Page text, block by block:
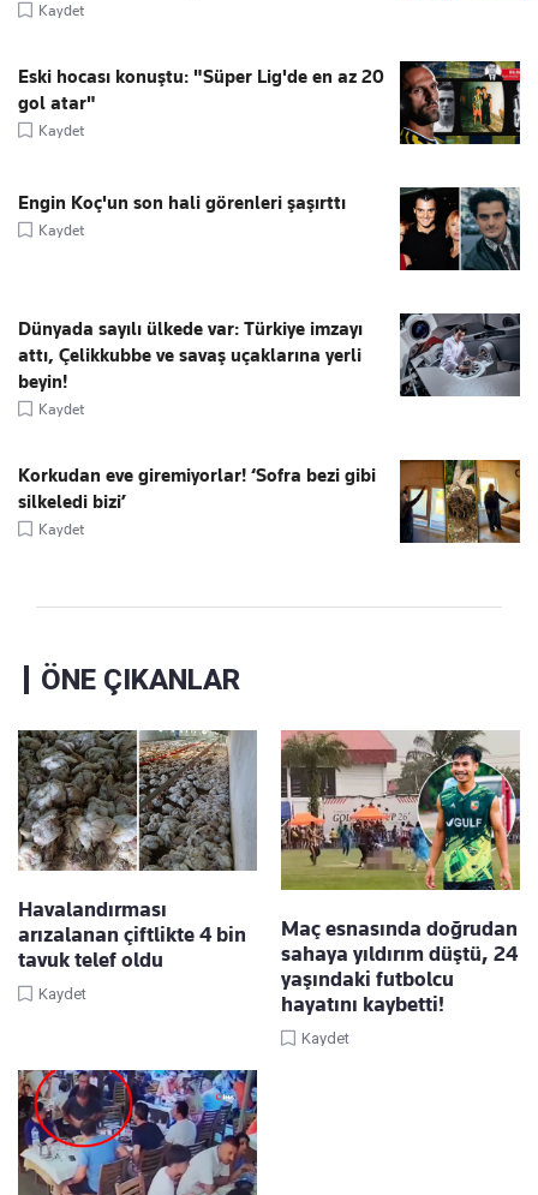
Kaydet
Eski hocası konuştu: "Süper Lig'de en az 20
gol atar"
Kaydet
Engin Koç'un son hali görenleri şaşırttı
Kaydet
Dünyada sayılı ülkede var: Türkiye imzayı
attı, Çelikkubbe ve savaş uçaklarına yerli
beyin!
Kaydet
Korkudan eve giremiyorlar! ‘Sofra bezi gibi
silkeledi bizi’
Kaydet
ÖNE ÇIKANLAR
Havalandırması
arızalanan çiftlikte 4 bin
tavuk telef oldu
Kaydet
Maç esnasında doğrudan
sahaya yıldırım düştü, 24
yaşındaki futbolcu
hayatını kaybetti!
Kaydet